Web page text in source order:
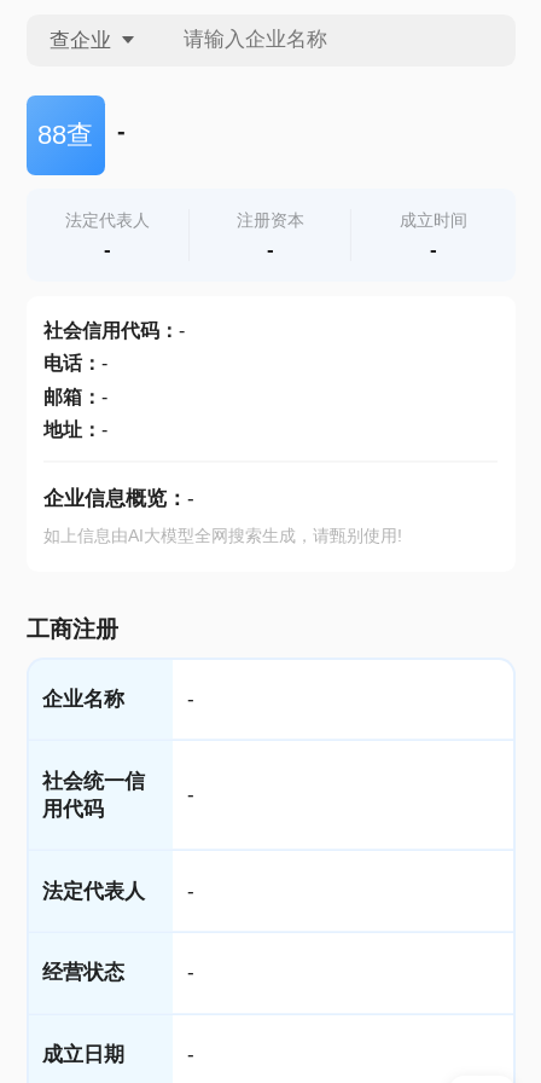
查企业
查企业
查产地
88查 -
法定代表人
-
注册资本
-
成立时间
-
社会信用代码： -
电话： -
邮箱： -
地址： -
企业信息概览： -
如上信息由AI大模型全网搜索生成，请甄别使用!
工商注册
企业名称 -
社会统一信
用代码
-
法定代表人 -
经营状态 -
成立日期 -